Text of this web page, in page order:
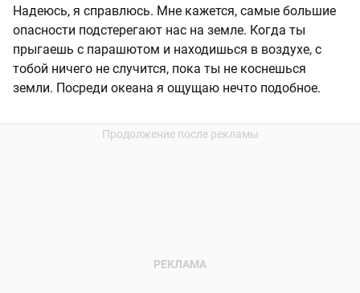
Надеюсь, я справлюсь. Мне кажется, самые большие
опасности подстерегают нас на земле. Когда ты
прыгаешь с парашютом и находишься в воздухе, с
тобой ничего не случится, пока ты не коснешься
земли. Посреди океана я ощущаю нечто подобное.